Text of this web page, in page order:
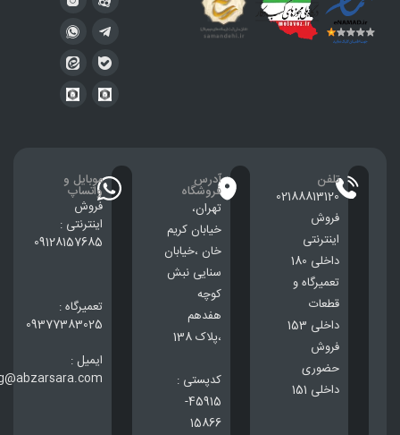
تلفن
02188813120
فروش
اینترنتی
داخلی 180
تعمیرگاه و
قطعات
داخلی 153
فروش
حضوری
داخلی 151
آدرس
فروشگاه
تهران،
خيابان كريم
خان ،خيابان
سنایی نبش
کوچه
هفدهم
،پلاک 138
کدپستی :
45915-
15866
موبایل و
واتساپ
فروش
اینترنتی :
09128157685
تعمیرگاه :
09377383025
ایمیل :